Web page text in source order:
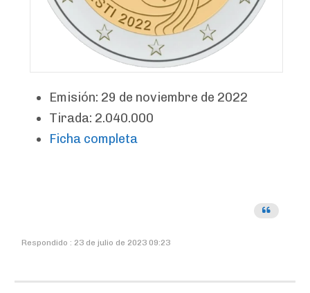
Emisión: 29 de noviembre de 2022
Tirada: 2.040.000
Ficha completa
Respondido : 23 de julio de 2023 09:23